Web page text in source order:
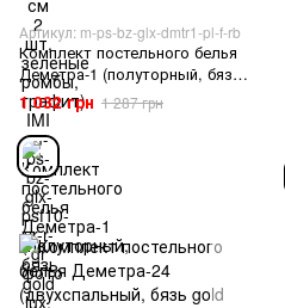
Артикул: m-ps-bz-glx-dmtr1-pl-f-rb
Комплект постельного белья
Деметра-1 (полуторный, бязь
gold lux, наволочка: 50х70 см
1 шт, ромбы, фиолетовый)
IMI
1 032 грн 1 287 грн